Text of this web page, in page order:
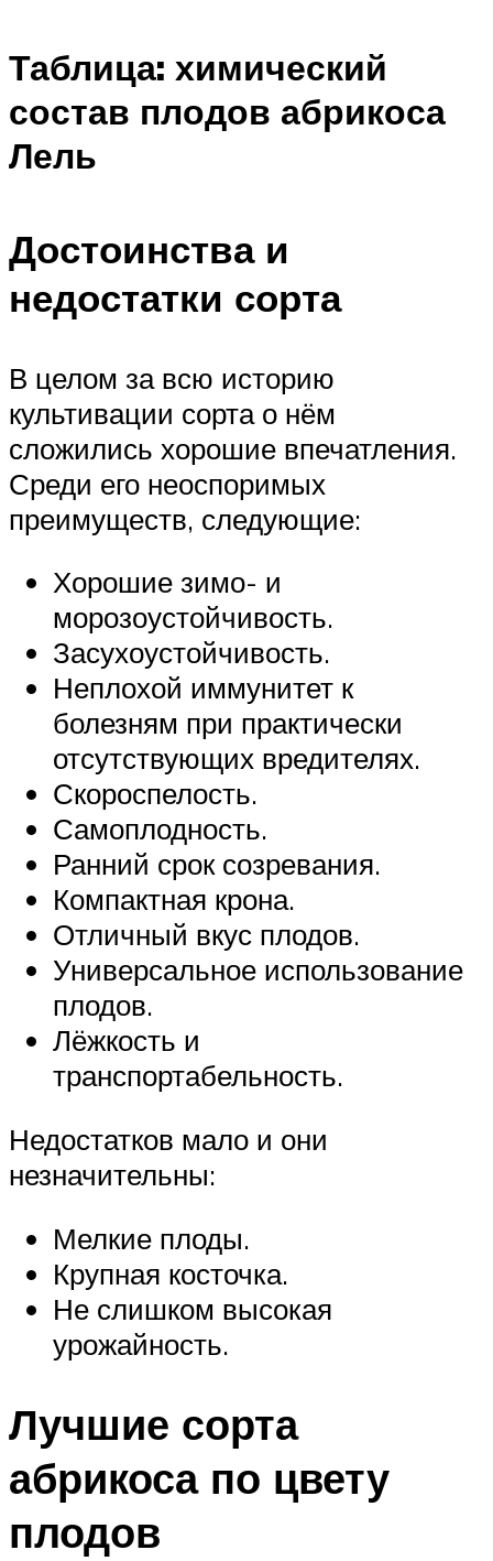
Таблица: химический
состав плодов абрикоса
Лель
Достоинства и
недостатки сорта
В целом за всю историю
культивации сорта о нём
сложились хорошие впечатления.
Среди его неоспоримых
преимуществ, следующие:
Хорошие зимо- и
морозоустойчивость.
Засухоустойчивость.
Неплохой иммунитет к
болезням при практически
отсутствующих вредителях.
Скороспелость.
Самоплодность.
Ранний срок созревания.
Компактная крона.
Отличный вкус плодов.
Универсальное использование
плодов.
Лёжкость и
транспортабельность.
Недостатков мало и они
незначительны:
Мелкие плоды.
Крупная косточка.
Не слишком высокая
урожайность.
Лучшие сорта
абрикоса по цвету
плодов